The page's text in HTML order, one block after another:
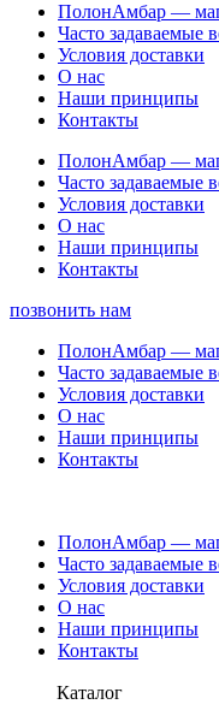
ПолонАмбар —
Часто задаваемые
Условия доставки
О нас
Наши принципы
Контакты
ПолонАмбар —
Часто задаваемые
Условия доставки
О нас
Наши принципы
Контакты
позвонить нам
ПолонАмбар —
Часто задаваемые
Условия доставки
О нас
Наши принципы
Контакты
ПолонАмбар —
Часто задаваемые
Условия доставки
О нас
Наши принципы
Контакты
Каталог